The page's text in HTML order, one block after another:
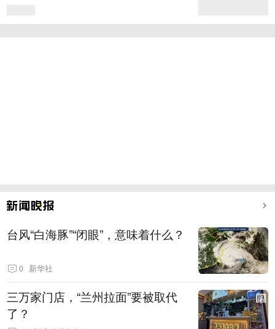
台风“白海豚”“闭眼”，意味着什么？
0 新华社
三万家门店，“兰州拉面”要被取代
了？